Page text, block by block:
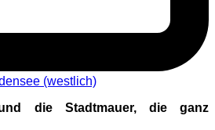
(westlich)
die Stadtmauer, die ganz